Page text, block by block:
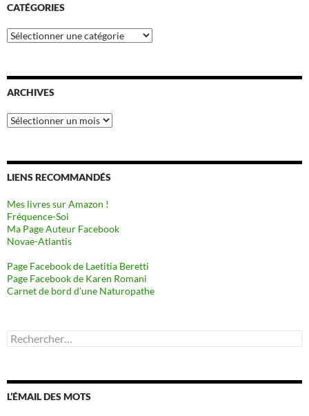
CATÉGORIES
Catégories
ARCHIVES
Archives
LIENS RECOMMANDÉS
Mes livres sur Amazon !
Fréquence-Soi
Ma Page Auteur Facebook
Novae-Atlantis
Page Facebook de Laetitia Beretti
Page Facebook de Karen Romani
Carnet de bord d’une Naturopathe
Rechercher :
L’ÉMAIL DES MOTS